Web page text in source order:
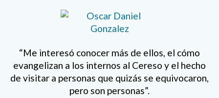
“Me interesó conocer más de ellos, el cómo
evangelizan a los internos al Cereso y el hecho
de visitar a personas que quizás se equivocaron,
pero son personas”.